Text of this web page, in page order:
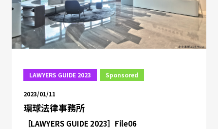
LAWYERS GUIDE 2023 Sponsored
2023/01/11
環球法律事務所
［LAWYERS GUIDE 2023］File06